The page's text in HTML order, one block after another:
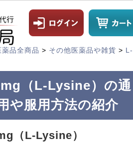
品全商品 > その他医薬品や雑貨 >
（L-Lysine）の通
や服用方法の紹介
（L-Lysine）